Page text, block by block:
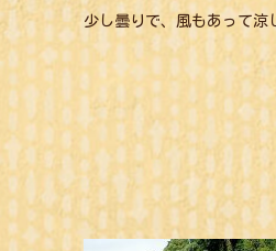
少し曇りで、風もあって涼